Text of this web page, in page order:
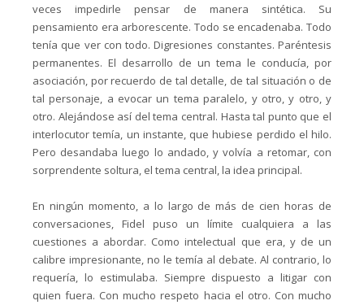
veces impedirle pensar de manera sintética. Su
pensamiento era arborescente. Todo se encadenaba. Todo
tenía que ver con todo. Digresiones constantes. Paréntesis
permanentes. El desarrollo de un tema le conducía, por
asociación, por recuerdo de tal detalle, de tal situación o de
tal personaje, a evocar un tema paralelo, y otro, y otro, y
otro. Alejándose así del tema central. Hasta tal punto que el
interlocutor temía, un instante, que hubiese perdido el hilo.
Pero desandaba luego lo andado, y volvía a retomar, con
sorprendente soltura, el tema central, la idea principal.
En ningún momento, a lo largo de más de cien horas de
conversaciones, Fidel puso un límite cualquiera a las
cuestiones a abordar. Como intelectual que era, y de un
calibre impresionante, no le temía al debate. Al contrario, lo
requería, lo estimulaba. Siempre dispuesto a litigar con
quien fuera. Con mucho respeto hacia el otro. Con mucho